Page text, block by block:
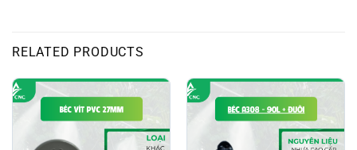
RELATED PRODUCTS